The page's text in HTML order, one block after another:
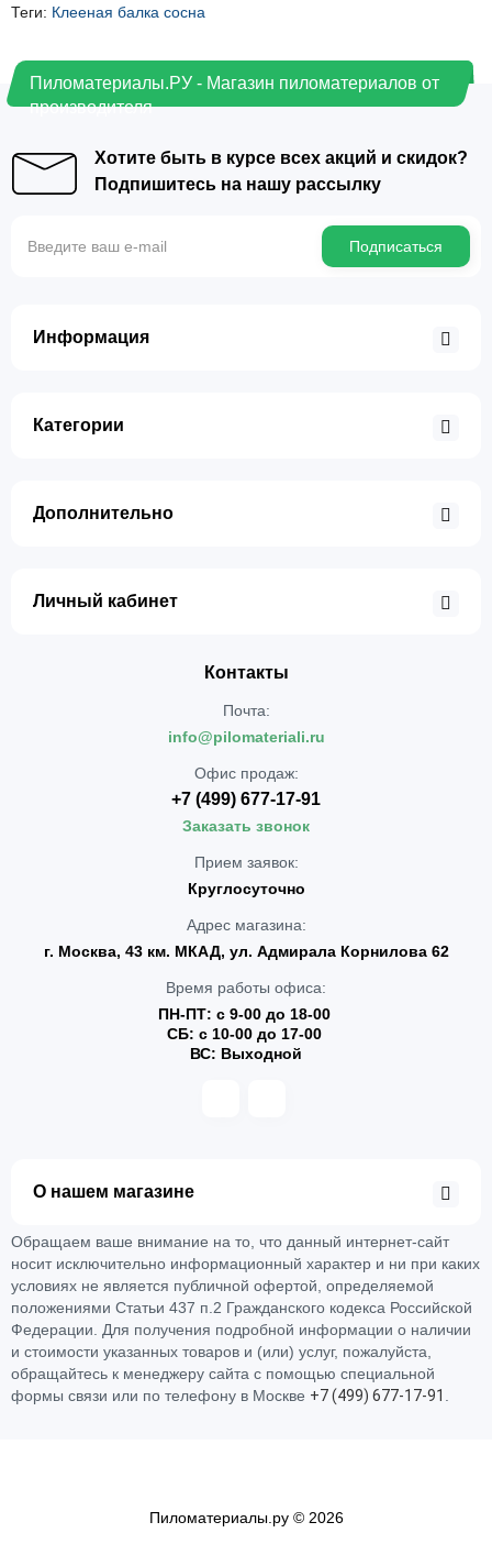
Теги: Клееная балка сосна
Пиломатериалы.РУ - Магазин пиломатериалов от
производителя
Хотите быть в курсе всех акций и скидок?
Подпишитесь на нашу рассылку
Подписаться
Информация
Категории
Дополнительно
Личный кабинет
Контакты
Почта:
info@pilomateriali.ru
Офис продаж:
+7 (499) 677-17-91
Заказать звонок
Прием заявок:
Круглосуточно
Адрес магазина:
г. Москва, 43 км. МКАД, ул. Адмирала Корнилова 62
Время работы офиса:
ПН-ПТ: с 9-00 до 18-00
СБ: с 10-00 до 17-00
ВС: Выходной
О нашем магазине
Обращаем ваше внимание на то, что данный интернет-сайт
носит исключительно информационный характер и ни при каких
условиях не является публичной офертой, определяемой
положениями Статьи 437 п.2 Гражданского кодекса Российской
Федерации. Для получения подробной информации о наличии
и стоимости указанных товаров и (или) услуг, пожалуйста,
обращайтесь к менеджеру сайта с помощью специальной
формы связи или по телефону в Москве +7 (499) 677-1 7-91
Пиломатериалы.ру © 2026